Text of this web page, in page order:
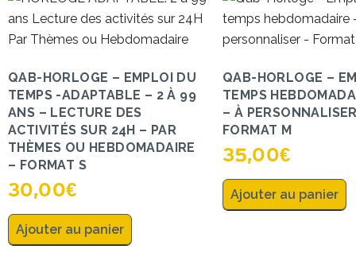
QAB-HORLOGE – EMPLOI DU
TEMPS -ADAPTABLE – 2 À 99
ANS – LECTURE DES
ACTIVITÉS SUR 24H – PAR
THÈMES OU HEBDOMADAIRE
– FORMAT S
30,00€
Ajouter au panier
QAB-HORLOGE –
TEMPS
– À
FORMAT M
35,00€
Ajouter au panier